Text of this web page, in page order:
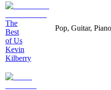
The
Best
of Us
Kevin
Kilberry
Pop, Guitar,